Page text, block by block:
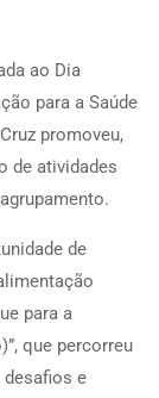
ao Dia
para a Saúde
promoveu,
de atividades
de
para a
que percorreu
e